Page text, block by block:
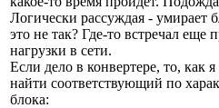
Логически рассуждая - умирает
это не так? Где-то встречал еще
нагрузки в сети.
Если дело в конвертере, то,
найти соответствующий по
блока: